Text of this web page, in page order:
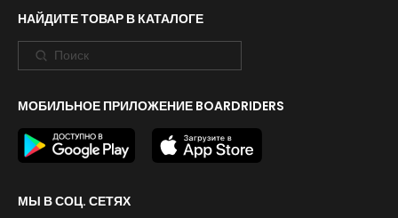
НАЙДИТЕ ТОВАР В КАТАЛОГЕ
МОБИЛЬНОЕ ПРИЛОЖЕНИЕ BOARDRIDERS
МЫ В СОЦ. СЕТЯХ